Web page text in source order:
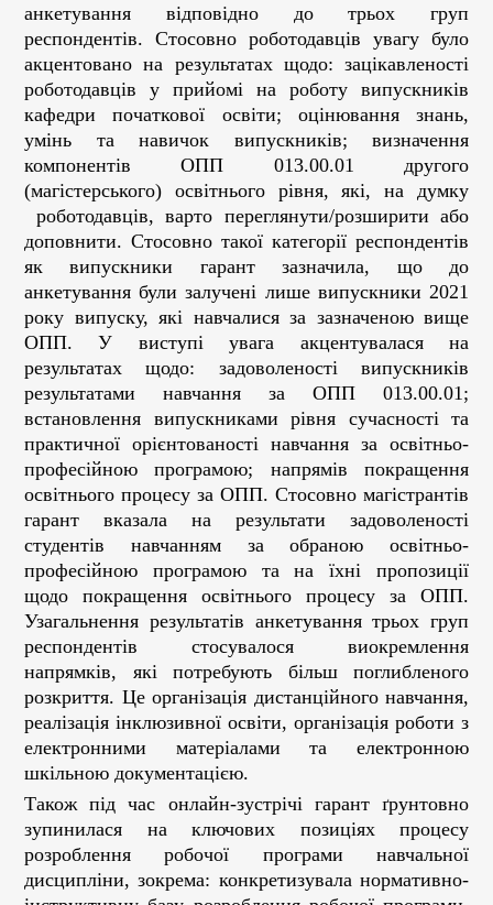
анкетування відповідно до трьох груп
респондентів. Стосовно роботодавців увагу було
акцентовано на результатах щодо: зацікавленості
роботодавців у прийомі на роботу випускників
кафедри початкової освіти; оцінювання знань,
умінь та навичок випускників; визначення
компонентів ОПП 013.00.01 другого
(магістерського) освітнього рівня, які, на думку
роботодавців, варто переглянути/розширити або
доповнити. Стосовно такої категорії респондентів
як випускники гарант зазначила, що до
анкетування були залучені лише випускники 2021
року випуску, які навчалися за зазначеною вище
ОПП. У виступі увага акцентувалася на
результатах щодо: задоволеності випускників
результатами навчання за ОПП 013.00.01;
встановлення випускниками рівня сучасності та
практичної орієнтованості навчання за освітньо-
професійною програмою; напрямів покращення
освітнього процесу за ОПП. Стосовно магістрантів
гарант вказала на результати задоволеності
студентів навчанням за обраною освітньо-
професійною програмою та на їхні пропозиції
щодо покращення освітнього процесу за ОПП.
Узагальнення результатів анкетування трьох груп
респондентів стосувалося виокремлення
напрямків, які потребують більш поглибленого
розкриття. Це організація дистанційного навчання,
реалізація інклюзивної освіти, організація роботи з
електронними матеріалами та електронною
шкільною документацією.
Також під час онлайн-зустрічі гарант ґрунтовно
зупинилася на ключових позиціях процесу
розроблення робочої програми навчальної
дисципліни, зокрема: конкретизувала нормативно-